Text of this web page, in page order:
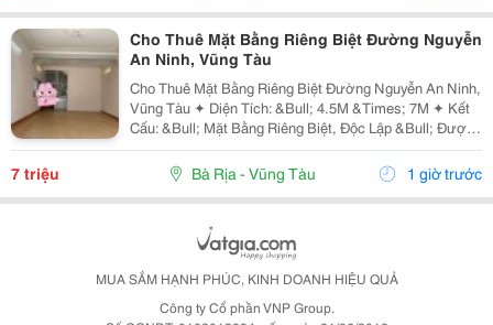
Cho Thuê Mặt Bằng Riêng Biệt Đường Nguyễn
An Ninh, Vũng Tàu
Cho Thuê Mặt Bằng Riêng Biệt Đường Nguyễn An Ninh,
Vũng Tàu ✦ Diện Tích: &Bull; 4.5M &Times; 7M ✦ Kết
Cấu: &Bull; Mặt Bằng Riêng Biệt, Độc Lập &Bull; Được
Phép Ở Lại Qua Đêm ✦ Nội Thất: &Bull; Bàn Giao Mặt
Bằng Trống, Sạch Sẽ. ✦ Vị...
7 triệu Bà Rịa - Vũng Tàu 1 giờ trước
MUA SẮM HẠNH PHÚC, KINH DOANH HIỆU QUẢ
Công ty Cổ phần VNP Group.